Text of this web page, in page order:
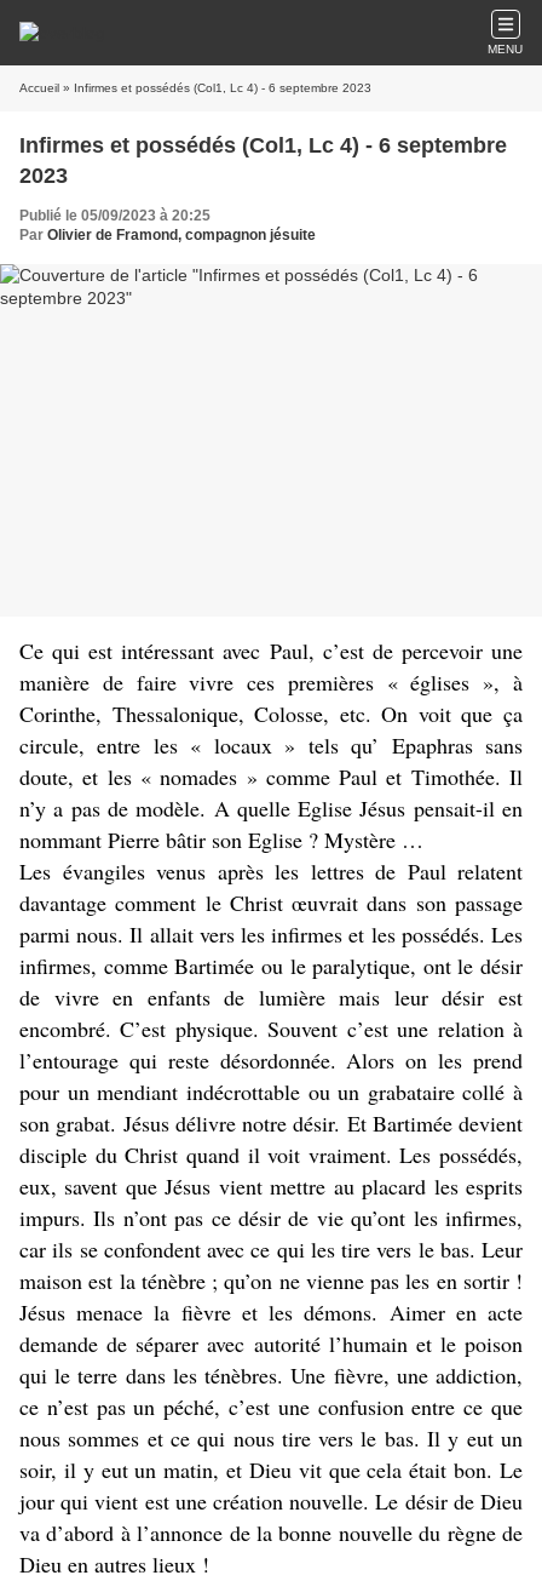
MENU
Accueil » Infirmes et possédés (Col1, Lc 4) - 6 septembre 2023
Infirmes et possédés (Col1, Lc 4) - 6 septembre
2023
Publié le 05/09/2023 à 20:25
Par Olivier de Framond, compagnon jésuite
Ce qui est intéressant avec Paul, c’est de percevoir une
manière de faire vivre ces premières « églises », à
Corinthe, Thessalonique, Colosse, etc. On voit que ça
circule, entre les « locaux » tels qu’ Epaphras sans
doute, et les « nomades » comme Paul et Timothée. Il
n’y a pas de modèle. A quelle Eglise Jésus pensait-il en
nommant Pierre bâtir son Eglise ? Mystère …
Les évangiles venus après les lettres de Paul relatent
davantage comment le Christ œuvrait dans son passage
parmi nous. Il allait vers les infirmes et les possédés. Les
infirmes, comme Bartimée ou le paralytique, ont le désir
de vivre en enfants de lumière mais leur désir est
encombré. C’est physique. Souvent c’est une relation à
l’entourage qui reste désordonnée. Alors on les prend
pour un mendiant indécrottable ou un grabataire collé à
son grabat. Jésus délivre notre désir. Et Bartimée devient
disciple du Christ quand il voit vraiment. Les possédés,
eux, savent que Jésus vient mettre au placard les esprits
impurs. Ils n’ont pas ce désir de vie qu’ont les infirmes,
car ils se confondent avec ce qui les tire vers le bas. Leur
maison est la ténèbre ; qu’on ne vienne pas les en sortir !
Jésus menace la fièvre et les démons. Aimer en acte
demande de séparer avec autorité l’humain et le poison
qui le terre dans les ténèbres. Une fièvre, une addiction,
ce n’est pas un péché, c’est une confusion entre ce que
nous sommes et ce qui nous tire vers le bas. Il y eut un
soir, il y eut un matin, et Dieu vit que cela était bon. Le
jour qui vient est une création nouvelle. Le désir de Dieu
va d’abord à l’annonce de la bonne nouvelle du règne de
Dieu en autres lieux !